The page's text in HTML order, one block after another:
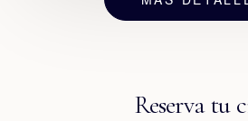
Reserva tu